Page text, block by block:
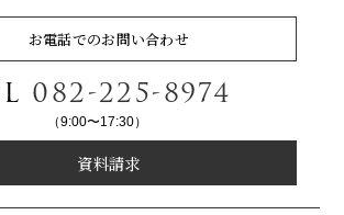
お電話でのお問い合わせ
082-225-8974
（9:00〜17:30）
資料請求